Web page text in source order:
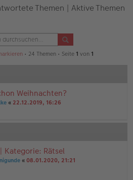
Themen | Aktive Themen
• 24 Themen • Seite 1 von 1
Weihnachten?
« 22.12.2019, 16:26
Kategorie: Rätsel
« 08.01.2020, 21:21